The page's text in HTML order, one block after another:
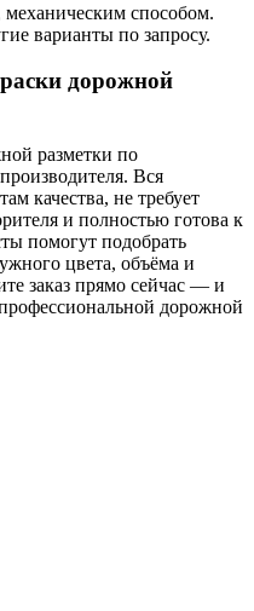
способом.
варианты по запросу.
дорожной
разметки по
Вся
качества, не требует
и полностью готова к
помогут подобрать
цвета, объёма и
заказ прямо сейчас — и
дорожной